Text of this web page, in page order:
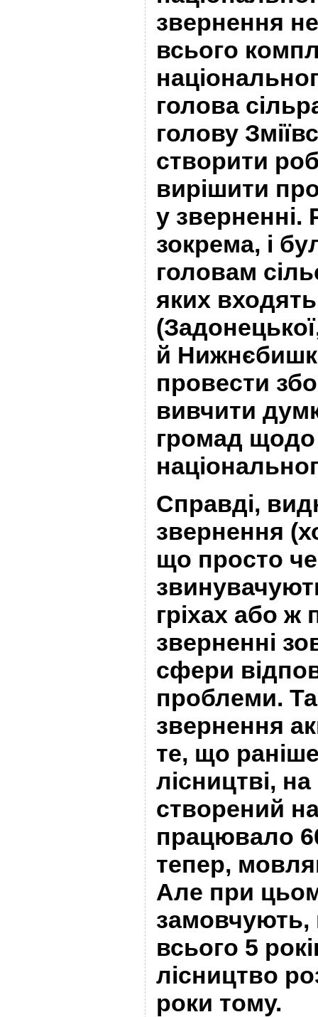
звернення
всього
голова
голову
створити
вирішити
у зверненні.
зокрема, і
головам
яких
й
провести
вивчити
громад щодо
Справді,
звернення
що просто
гріхах або
зверненні
сфери
проблеми.
звернення
те, що
лісництві,
створений
працювало
тепер,
Але при
замовчують,
всього 5
лісництво
роки тому.